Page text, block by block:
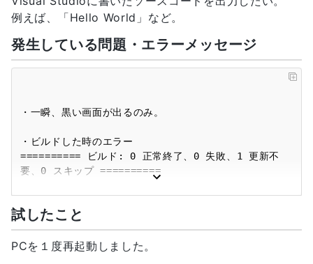
例えば、「Hello World」など。
発生している問題・エラーメッセージ
・一瞬、黒い画面が出るのみ。
・ビルドした時のエラー
========== ビルド: 0 正常終了、0 失敗、1 更新不
要、0 スキップ ==========
'Project1.exe' (Win32): 'C:\Users\〇〇
\source\repos\Project1\Debug\Project1.exe' が
読み込まれました。シンボルが読み込まれました。
試したこと
PCを１度再起動しました。